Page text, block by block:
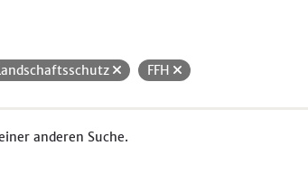
FFH
anderen Suche.